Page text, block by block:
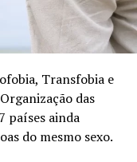
Transfobia e
das
países ainda
do mesmo sexo.